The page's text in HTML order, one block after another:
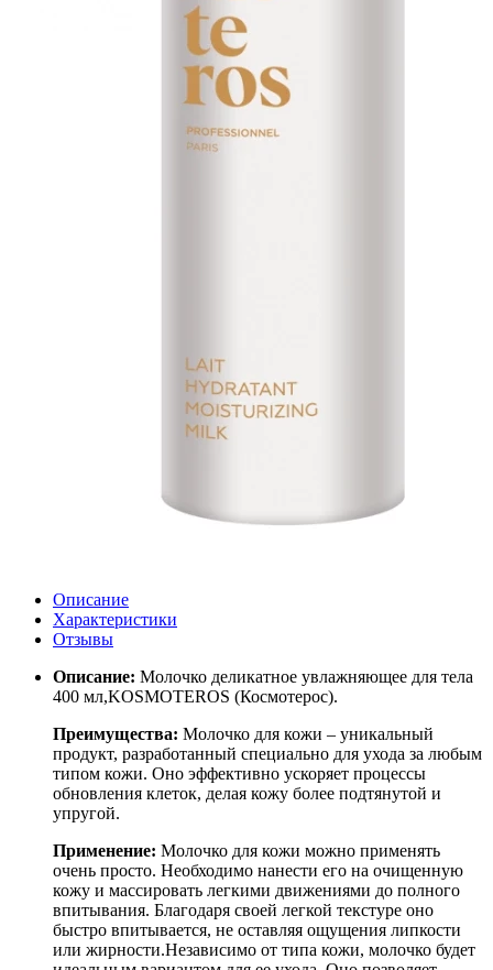
Описание
Характеристики
Отзывы
Описание: Молочко деликатное увлажняющее для тела
400 мл,KOSMOTEROS (Космотерос).
Преимущества: Молочко для кожи – уникальный
продукт, разработанный специально для ухода за любым
типом кожи. Оно эффективно ускоряет процессы
обновления клеток, делая кожу более подтянутой и
упругой.
Применение: Молочко для кожи можно применять
очень просто. Необходимо нанести его на очищенную
кожу и массировать легкими движениями до полного
впитывания. Благодаря своей легкой текстуре оно
быстро впитывается, не оставляя ощущения липкости
или жирности.Независимо от типа кожи, молочко будет